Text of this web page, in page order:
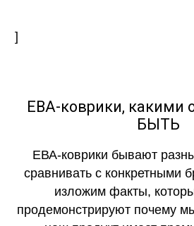
]
ЕВА-коврики,
БЫТЬ
ЕВА-коврики бывают
сравнивать с конкретными
изложим факты,
продемонстрируют почему